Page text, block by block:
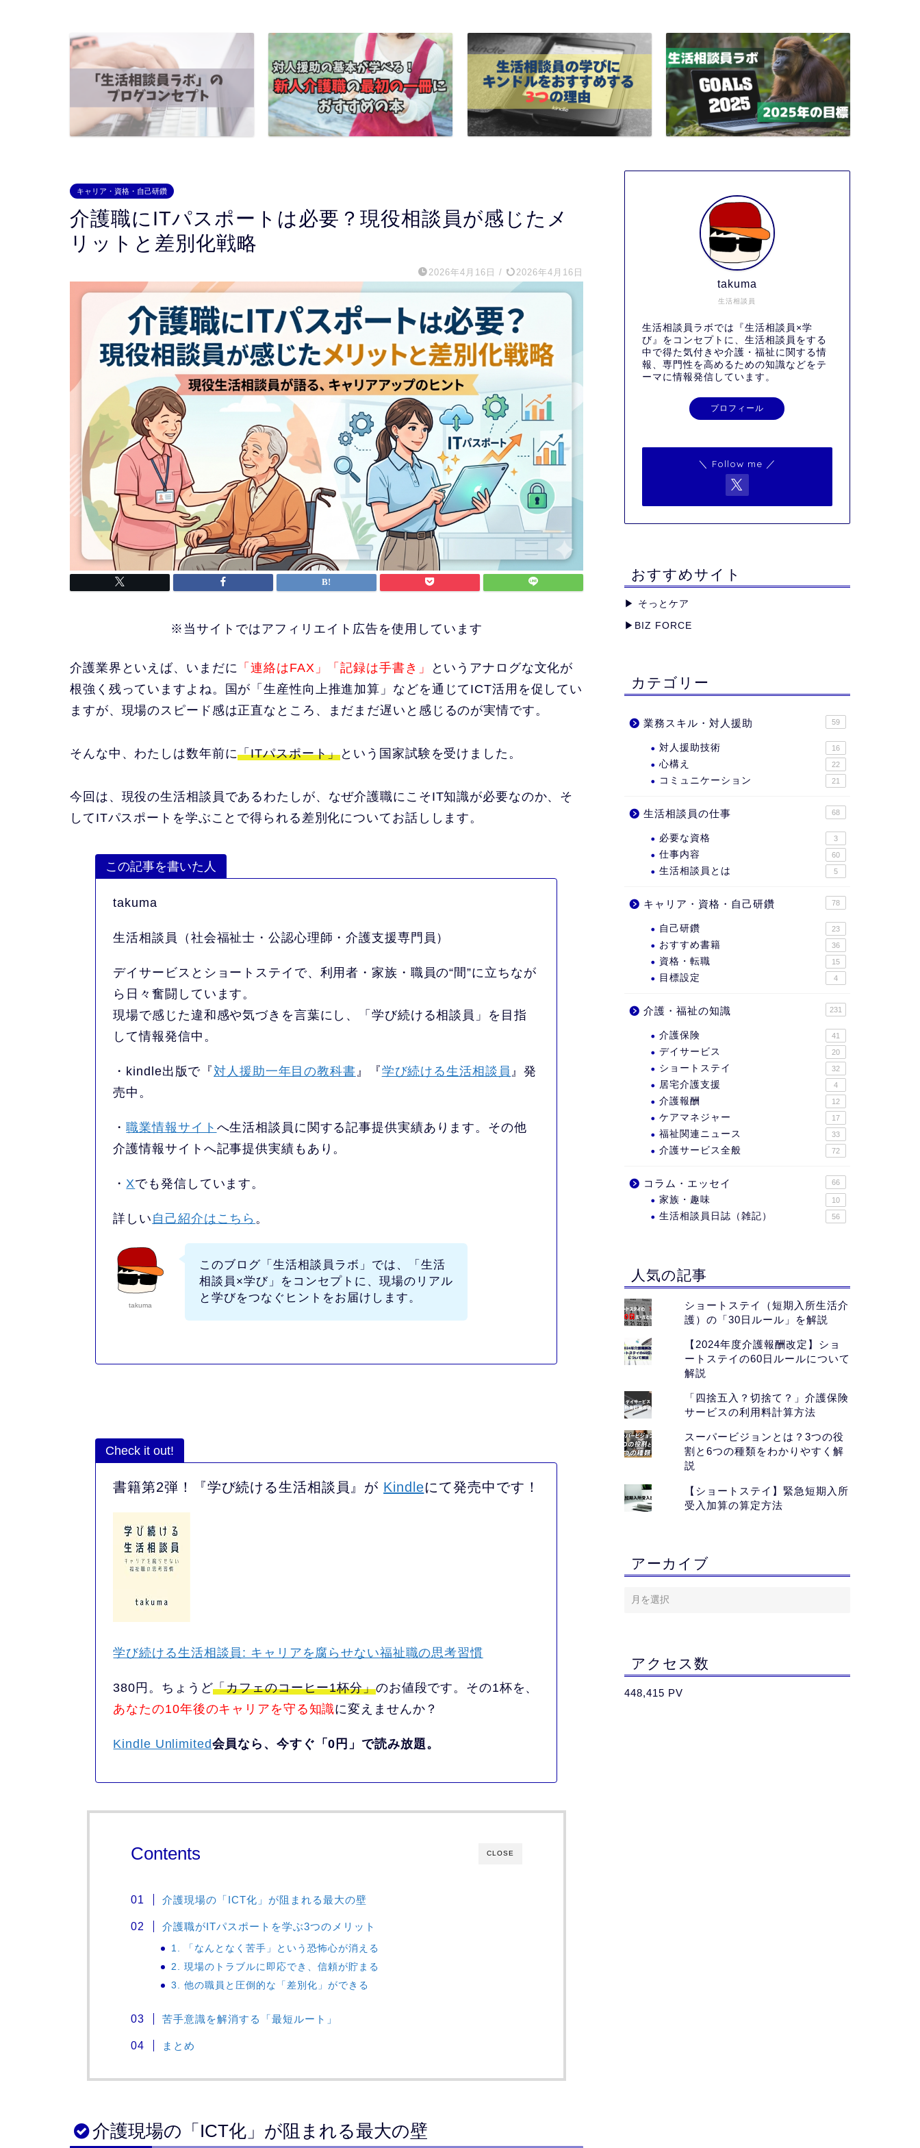
キャリア・資格・自己研鑽
介護職にITパスポートは必要？現役相談員が感じたメ
リットと差別化戦略
2026年4月16日 / 2026年4月16日
※当サイトではアフィリエイト広告を使用しています
介護業界といえば、いまだに 「連絡はFAX」「記録は手書き」
というアナログな文化が
根強く残っていますよね。国が「生産性向上推進加算」などを通じてICT活用を促してい
ますが、現場のスピード感は正直なところ、まだまだ遅いと感じるのが実情です。
そんな中、わたしは数年前に「ITパスポート」という国家試験を受けました。
今回は、現役の生活相談員であるわたしが、なぜ介護職にこそIT知識が必要なのか、そ
してITパスポートを学ぶことで得られる差別化についてお話しします。
この記事を書いた人
takuma
生活相談員（社会福祉士・公認心理師・介護支援専門員）
デイサービスとショートステイで、利用者・家族・職員の“間”に立ちなが
ら日々奮闘しています。
現場で感じた違和感や気づきを言葉にし、「学び続ける相談員」を目指
して情報発信中。
・kindle出版で『 対人援助一年目の教科書 』『学び続ける生活相談員 』発
売中。
・職業情報サイト へ生活相談員に関する記事提供実績あります。その他
介護情報サイトへ記事提供実績もあり。
・ Xでも発信しています。
詳しい 自己紹介はこちら 。
takuma
このブログ「生活相談員ラボ」 では、
「生活
相談員×学び」
をコンセプトに、現場のリアル
と学びをつなぐヒントをお届けします。
Check it out!
書籍第2弾！『学び続ける生活相談員』が Kindleにて発売中です！
学び続ける生活相談員: キャリアを腐らせない福祉職の思考習慣
380円。 ちょうど「カフェのコーヒー1杯分」のお値段です。その1杯を、
あなたの10年後のキャリアを守る知識に変えませんか？
Kindle Unlimited会員なら、今すぐ「0円」で読み放題。
CLOSE
Contents
介護現場の「ICT化」が阻まれる最大の壁
介護職がITパスポートを学ぶ3つのメリット
1. 「なんとなく苦手」という恐怖心が消える
2. 現場のトラブルに即応でき、信頼が貯まる
3. 他の職員と圧倒的な「差別化」ができる
苦手意識を解消する「最短ルート」
まとめ
介護現場の「ICT化」が阻まれる最大の壁
生活相談員
takuma
生活相談員ラボでは『生活相談員×学
び』をコンセプトに、生活相談員をする
中で得た気付きや介護・福祉に関する情
報、専門性を高めるための知識などをテ
ーマに情報発信しています。
プロフィール
＼ Follow me ／
おすすめサイト
▶︎ そっとケア
▶︎ BIZ FORCE
カテゴリー
業務スキル・対人援助 59
対人援助技術 16
心構え 22
コミュニケーション 21
生活相談員の仕事 68
必要な資格 3
仕事内容 60
生活相談員とは 5
キャリア・資格・自己研鑽 78
自己研鑽 23
おすすめ書籍 36
資格・転職 15
目標設定 4
介護・福祉の知識 231
介護保険 41
デイサービス 20
ショートステイ 32
居宅介護支援 4
介護報酬 12
ケアマネジャー 17
福祉関連ニュース 33
介護サービス全般 72
コラム・エッセイ 66
家族・趣味 10
生活相談員日誌（雑記） 56
人気の記事
ショートステイ（短期入所生活介
護）の「30日ルール」を解説
【2024年度介護報酬改定】ショ
ートステイの60日ルールについて
解説
「四捨五入？切捨て？」介護保険
サービスの利用料計算方法
スーパービジョンとは？3つの役
割と6つの種類をわかりやすく解
説
【ショートステイ】緊急短期入所
受入加算の算定方法
アーカイブ
アクセス数
448,415 PV